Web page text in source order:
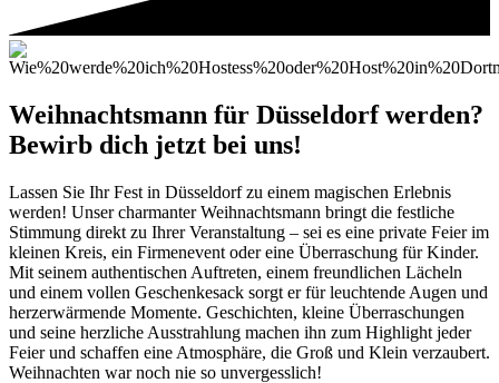
Weihnachtsmann für Düsseldorf werden?
Bewirb dich jetzt bei uns!
Lassen Sie Ihr Fest in Düsseldorf zu einem magischen Erlebnis
werden! Unser charmanter Weihnachtsmann bringt die festliche
Stimmung direkt zu Ihrer Veranstaltung – sei es eine private Feier im
kleinen Kreis, ein Firmenevent oder eine Überraschung für Kinder.
Mit seinem authentischen Auftreten, einem freundlichen Lächeln
und einem vollen Geschenkesack sorgt er für leuchtende Augen und
herzerwärmende Momente. Geschichten, kleine Überraschungen
und seine herzliche Ausstrahlung machen ihn zum Highlight jeder
Feier und schaffen eine Atmosphäre, die Groß und Klein verzaubert.
Weihnachten war noch nie so unvergesslich!